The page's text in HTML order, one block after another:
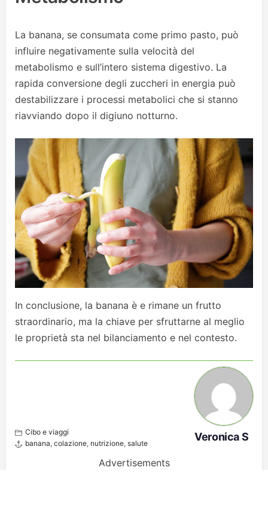
La banana, se consumata come primo pasto, può
influire negativamente sulla velocità del
metabolismo e sull’intero sistema digestivo. La
rapida conversione degli zuccheri in energia può
destabilizzare i processi metabolici che si stanno
riavviando dopo il digiuno notturno.
In conclusione, la banana è e rimane un frutto
straordinario, ma la chiave per sfruttarne al meglio
le proprietà sta nel bilanciamento e nel contesto.
Cibo e viaggi
banana, colazione, nutrizione, salute
Veronica S
Advertisements